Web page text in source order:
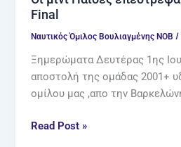
Final
Ναυτικός Όμιλος Βουλιαγμένης ΝΟΒ/
Ξημερώματα Δευτέρας 1ης
αποστολή της ομάδας 2001+
ομίλου μας ,απο την
Read Post »